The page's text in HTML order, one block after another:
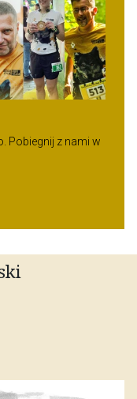
Pobiegnij z nami w